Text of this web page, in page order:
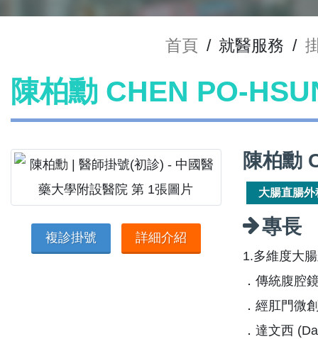
首頁 / 就醫服務 /
陳柏勳 CHEN PO-
複診掛號 詳細介紹
陳柏勳
大腸直腸外
專長
1.多維度大
．傳統腹腔
．經肛門微
．達文西